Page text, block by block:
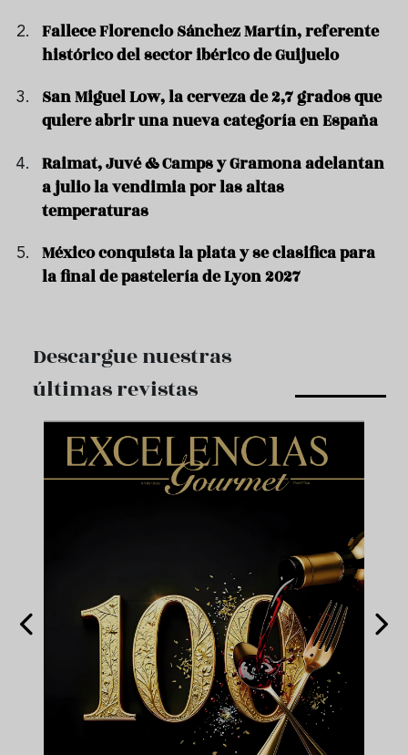
Fallece Florencio Sánchez Martín, referente
histórico del sector ibérico de Guijuelo
San Miguel Low, la cerveza de 2,7 grados que
quiere abrir una nueva categoría en España
Raimat, Juvé & Camps y Gramona adelantan
a julio la vendimia por las altas
temperaturas
México conquista la plata y se clasifica para
la final de pastelería de Lyon 2027
Descargue nuestras
últimas revistas